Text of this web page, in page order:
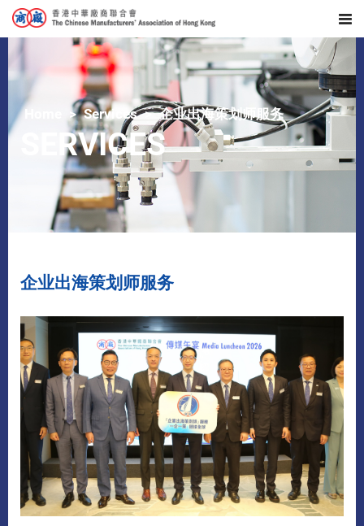
Services 企业出海策划师服务
SERVICES
企业出海策划师服务